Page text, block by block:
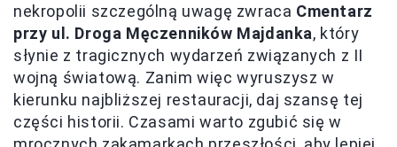
nekropolii szczególną uwagę zwraca Cmentarz
przy ul. Droga Męczenników Majdanka, który
słynie z tragicznych wydarzeń związanych z II
wojną światową. Zanim więc wyruszysz w
kierunku najbliższej restauracji, daj szansę tej
części historii. Czasami warto zgubić się w